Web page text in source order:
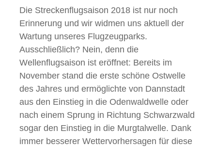
Die Streckenflugsaison 2018 ist nur noch
Erinnerung und wir widmen uns aktuell der
Wartung unseres Flugzeugparks.
Ausschließlich? Nein, denn die
Wellenflugsaison ist eröffnet: Bereits im
November stand die erste schöne Ostwelle
des Jahres und ermöglichte von Dannstadt
aus den Einstieg in die Odenwaldwelle oder
nach einem Sprung in Richtung Schwarzwald
sogar den Einstieg in die Murgtalwelle. Dank
immer besserer Wettervorhersagen für diese